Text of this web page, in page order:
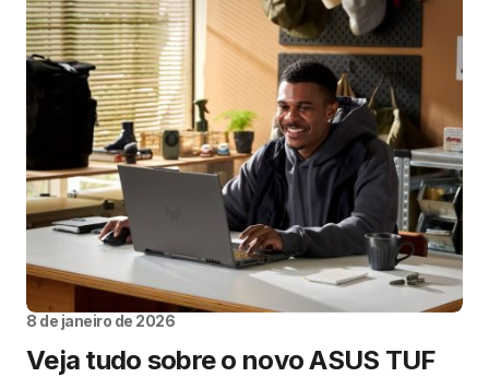
8 de janeiro de 2026
Veja tudo sobre o novo ASUS TUF